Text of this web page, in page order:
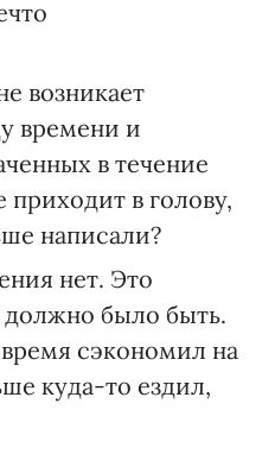
возникает
времени и
в течение
в голову,
написали?
нет. Это
должно было быть.
сэкономил на
куда-то ездил,